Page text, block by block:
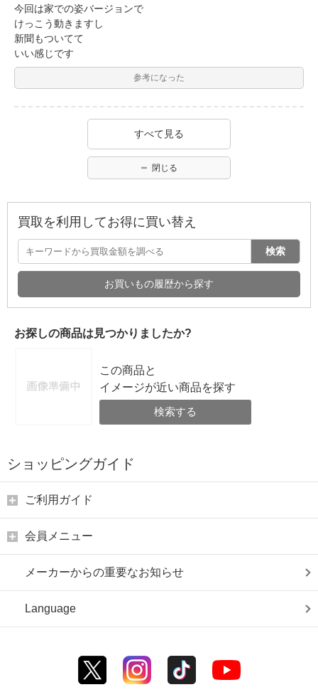
今回は家での姿バージョンで
けっこう動きますし
新聞もついてて
いい感じです
参考になった
すべて見る
閉じる
買取を利用してお得に買い替え
検索
お買いもの履歴から探す
お探しの商品は見つかりましたか?
この商品と
イメージが近い商品を探す
検索する
ショッピングガイド
ご利用ガイド
会員メニュー
メーカーからの重要なお知らせ
Language